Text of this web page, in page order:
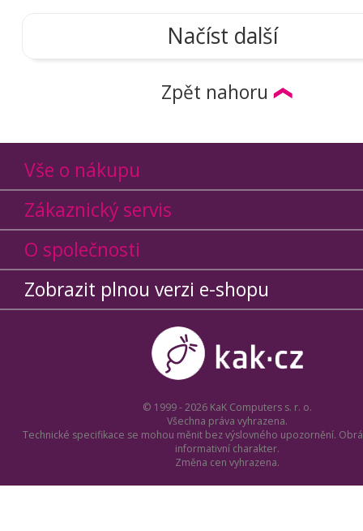
Načíst další
Zpět nahoru
Vše o nákupu
Zákaznický servis
O společnosti
Zobrazit plnou verzi e-shopu
© 1999 - 2026 KaK Computers s. r. o.
Všechna práva vyhrazena.
Technické specifikace se mohou měnit bez výslovného upozornění.
informativní charakter.
Změna cen vyhrazena.